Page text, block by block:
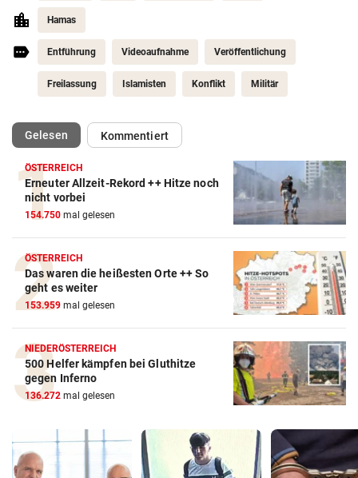
Hamas
Entführung Videoaufnahme Veröffentlichung
Freilassung Islamisten Konflikt Militär
Gelesen(ausgewählt)Kommentiert
ÖSTERREICH
Erneuter Allzeit-Rekord ++ Hitze noch
nicht vorbei
154.750 mal gelesen
ÖSTERREICH
Das waren die heißesten Orte ++ So
geht es weiter
153.959 mal gelesen
NIEDERÖSTERREICH
500 Helfer kämpfen bei Gluthitze
gegen Inferno
136.272 mal gelesen